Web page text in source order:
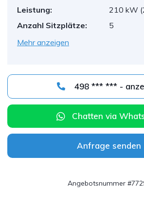
Leistung:
210 kW
Anzahl Sitzplätze:
5
Mehr anzeigen
498 *** ***
Chatten via
Anfrage senden
Angebotsnummer